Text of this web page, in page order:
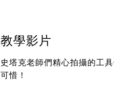
教學影片
史塔克老師們精心拍攝的工
可惜！